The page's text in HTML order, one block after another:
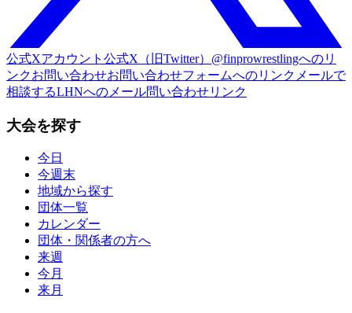
公式Xアカウント 公式X（旧Twitter）@finprowrestlingへのリ
ンクお問い合わせお問い合わせフォームへのリンク メールで
相談するLHNへのメール問い合わせリンク
大会を探す
今日
今週末
地域から探す
団体一覧
カレンダー
団体・関係者の方へ
来週
今月
来月